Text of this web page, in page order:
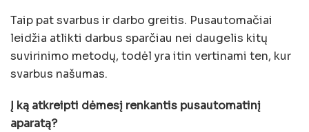
Taip pat svarbus ir darbo greitis. Pusautomačiai
leidžia atlikti darbus sparčiau nei daugelis kitų
suvirinimo metodų, todėl yra itin vertinami ten, kur
svarbus našumas.
Į ką atkreipti dėmesį renkantis pusautomatinį
aparatą?